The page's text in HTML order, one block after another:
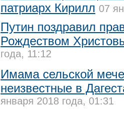
патриарх Кирилл 07
Путин поздравил
Рождеством
года, 11:12
Имама сельской
неизвестные в
января 2018 года, 01:31